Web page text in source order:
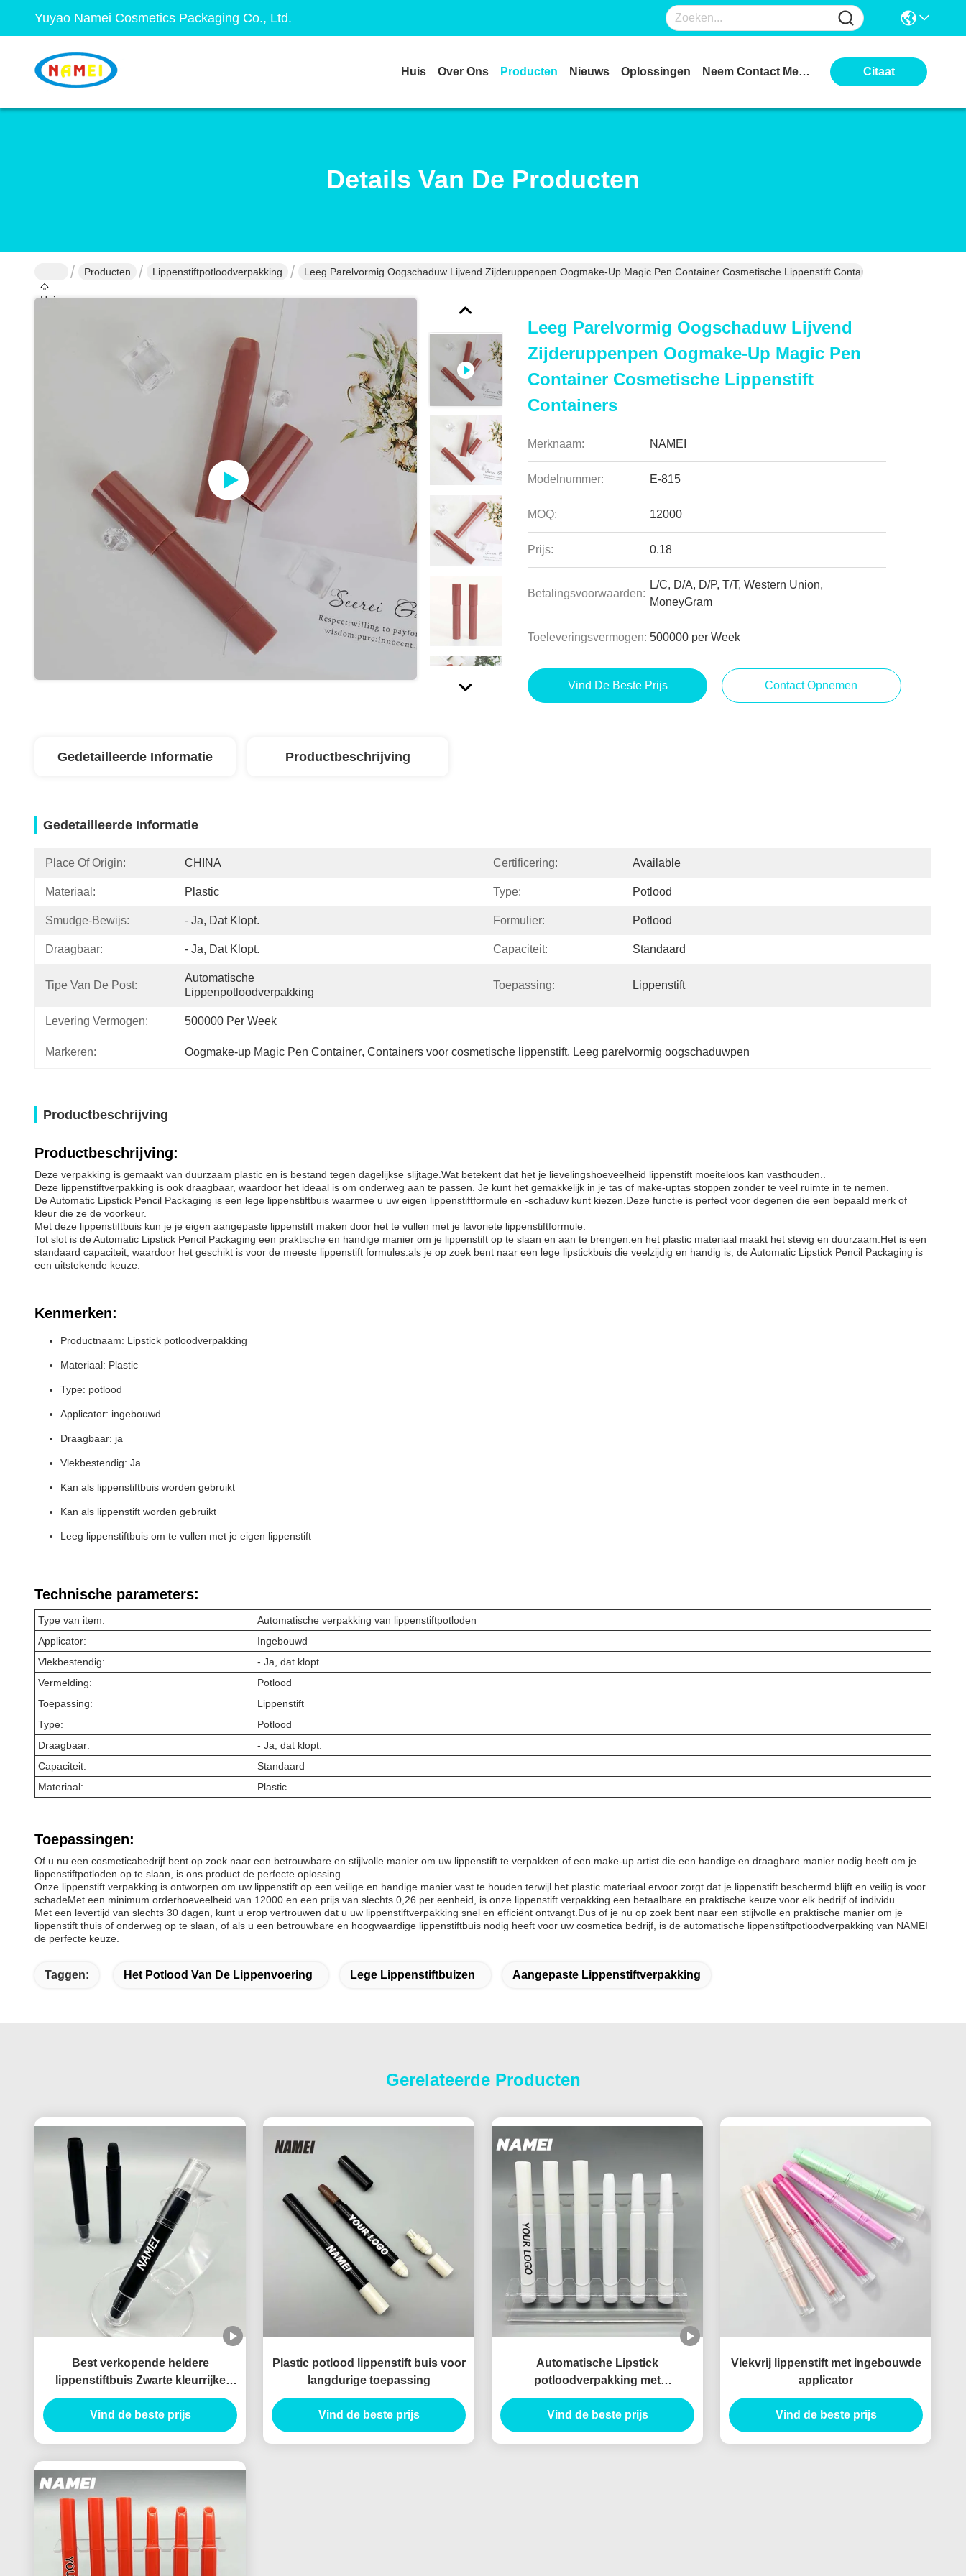
Yuyao Namei Cosmetics Packaging Co., Ltd.
Huis Over Ons Producten Nieuws Oplossingen Neem Contact Met Ons Op Citaat
Details Van De Producten
Huis
Producten Lippenstiftpotloodverpakking Leeg Parelvormig Oogschaduw Lijvend Zijderuppenpen Oogmake-Up Magic Pen Container Cosmetische Lippenstift Containers
Leeg Parelvormig Oogschaduw Lijvend
Zijderuppenpen Oogmake-Up Magic Pen
Container Cosmetische Lippenstift
Containers
Merknaam: NAMEI
Modelnummer: E-815
MOQ: 12000
Prijs: 0.18
Betalingsvoorwaarden:
L/C, D/A, D/P, T/T, Western Union,
MoneyGram
Toeleveringsvermogen: 500000 per Week
Vind De Beste Prijs Contact Opnemen
Gedetailleerde Informatie Productbeschrijving
Gedetailleerde Informatie
Place Of Origin: CHINA Certificering: Available
Materiaal: Plastic Type: Potlood
Smudge-Bewijs: - Ja, Dat Klopt. Formulier: Potlood
Draagbaar: - Ja, Dat Klopt. Capaciteit: Standaard
Tipe Van De Post:
Automatische
Lippenpotloodverpakking
Toepassing: Lippenstift
Levering Vermogen: 500000 Per Week
Markeren: Oogmake-up Magic Pen Container, Containers voor cosmetische lippenstift, Leeg parelvormig oogschaduwpen
Productbeschrijving
Productbeschrijving:
Deze verpakking is gemaakt van duurzaam plastic en is bestand tegen dagelijkse slijtage.Wat betekent dat het je lievelingshoeveelheid lippenstift moeiteloos kan vasthouden..
Deze lippenstiftverpakking is ook draagbaar, waardoor het ideaal is om onderweg aan te passen. Je kunt het gemakkelijk in je tas of make-uptas stoppen zonder te veel ruimte in te nemen.
De Automatic Lipstick Pencil Packaging is een lege lippenstiftbuis waarmee u uw eigen lippenstiftformule en -schaduw kunt kiezen.Deze functie is perfect voor degenen die een bepaald merk of
kleur die ze de voorkeur.
Met deze lippenstiftbuis kun je je eigen aangepaste lippenstift maken door het te vullen met je favoriete lippenstiftformule.
Tot slot is de Automatic Lipstick Pencil Packaging een praktische en handige manier om je lippenstift op te slaan en aan te brengen.en het plastic materiaal maakt het stevig en duurzaam.Het is een
standaard capaciteit, waardoor het geschikt is voor de meeste lippenstift formules.als je op zoek bent naar een lege lipstickbuis die veelzijdig en handig is, de Automatic Lipstick Pencil Packaging is
een uitstekende keuze.
Kenmerken:
Productnaam: Lipstick potloodverpakking
Materiaal: Plastic
Type: potlood
Applicator: ingebouwd
Draagbaar: ja
Vlekbestendig: Ja
Kan als lippenstiftbuis worden gebruikt
Kan als lippenstift worden gebruikt
Leeg lippenstiftbuis om te vullen met je eigen lippenstift
Technische parameters:
Type van item:
Automatische verpakking van lippenstiftpotloden
Applicator:
Ingebouwd
Vlekbestendig:
- Ja, dat klopt.
Vermelding:
Potlood
Toepassing:
Lippenstift
Type:
Potlood
Draagbaar:
- Ja, dat klopt.
Capaciteit:
Standaard
Materiaal:
Plastic
Toepassingen:
Of u nu een cosmeticabedrijf bent op zoek naar een betrouwbare en stijlvolle manier om uw lippenstift te verpakken.of een make-up artist die een handige en draagbare manier nodig heeft om je
lippenstiftpotloden op te slaan, is ons product de perfecte oplossing.
Onze lippenstift verpakking is ontworpen om uw lippenstift op een veilige en handige manier vast te houden.terwijl het plastic materiaal ervoor zorgt dat je lippenstift beschermd blijft en veilig is voor
schadeMet een minimum orderhoeveelheid van 12000 en een prijs van slechts 0,26 per eenheid, is onze lippenstift verpakking een betaalbare en praktische keuze voor elk bedrijf of individu.
Met een levertijd van slechts 30 dagen, kunt u erop vertrouwen dat u uw lippenstiftverpakking snel en efficiënt ontvangt.Dus of je nu op zoek bent naar een stijlvolle en praktische manier om je
lippenstift thuis of onderweg op te slaan, of als u een betrouwbare en hoogwaardige lippenstiftbuis nodig heeft voor uw cosmetica bedrijf, is de automatische lippenstiftpotloodverpakking van NAMEI
de perfecte keuze.
Taggen: Het Potlood Van De Lippenvoering Lege Lippenstiftbuizen Aangepaste Lippenstiftverpakking
Gerelateerde Producten
Best verkopende heldere
lippenstiftbuis Zwarte kleurrijke
lippenstiftverpakking met borstel
Vind de beste prijs
Plastic potlood lippenstift buis voor
langdurige toepassing
Vind de beste prijs
Automatische Lipstick
potloodverpakking met
potloodvorm en vlekbestendige
technologie lege Lipstickbuizen
Vind de beste prijs
Vlekvrij lippenstift met ingebouwde
applicator
Vind de beste prijs